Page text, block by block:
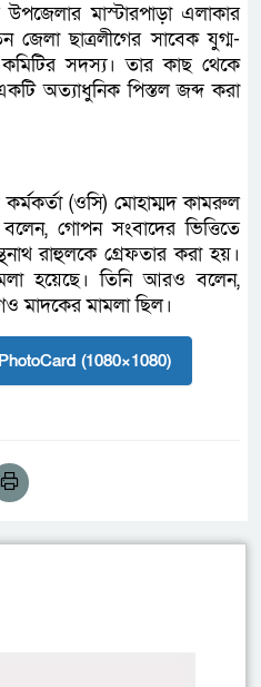
মাস্টারপাড়া এলাকার
ছাত্রলীগের সাবেক যুগ্ম-
সদস্য। তার কাছ থেকে
একটি অত্যাধুনিক পিস্তল জব্দ করা
কর্মকর্তা (ওসি) মোহাম্মদ কামরুল
গোপন সংবাদের ভিত্তিতে
রাহুলকে গ্রেফতার করা হয়।
হয়েছে। তিনি আরও বলেন,
মাদকের মামলা ছিল।
(1080×1080)